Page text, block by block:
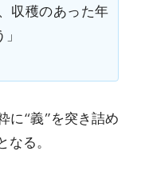
収穫のあった年
に“義”を突き詰め
る。